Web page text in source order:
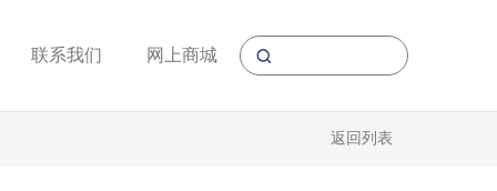
联系我们 网上商城
返回列表